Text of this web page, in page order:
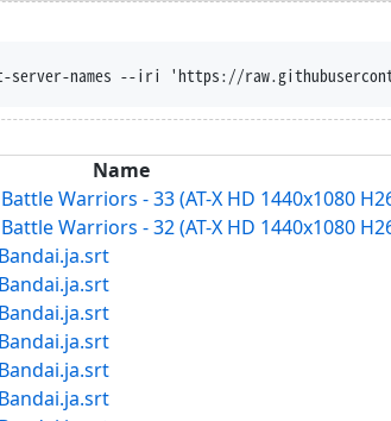
disposition --
Name
Warriors - 33 (AT-X HD 1440x1080
Warriors - 32 (AT-X HD 1440x1080